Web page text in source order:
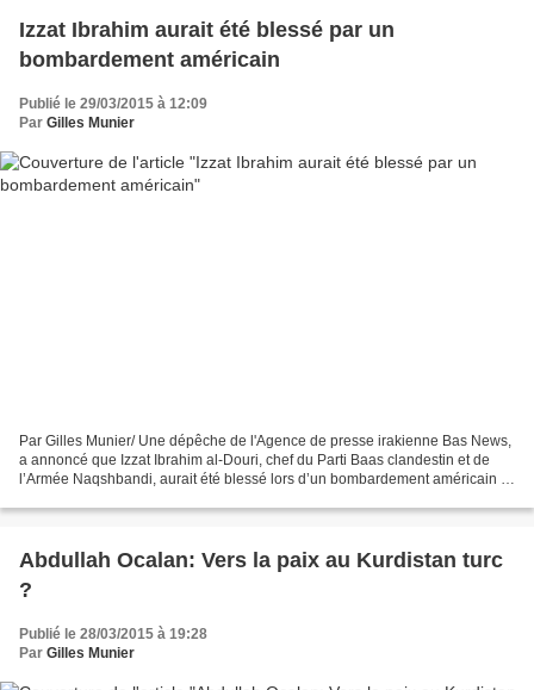
Izzat Ibrahim aurait été blessé par un
bombardement américain
Publié le 29/03/2015 à 12:09
Par Gilles Munier
Par Gilles Munier/ Une dépêche de l'Agence de presse irakienne Bas News,
a annoncé que Izzat Ibrahim al-Douri, chef du Parti Baas clandestin et de
l’Armée Naqshbandi, aurait été blessé lors d’un bombardement américain et
Abdullah Ocalan: Vers la paix au Kurdistan turc
?
Publié le 28/03/2015 à 19:28
Par Gilles Munier